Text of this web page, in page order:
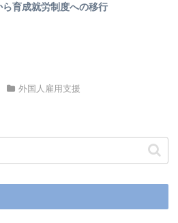
ら育成就労制度への移行
外国人雇用支援